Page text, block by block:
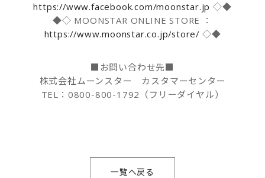
https://www.facebook.com/moonstar.jp ◇◆
◆◇ MOONSTAR ONLINE STORE ：
https://www.moonstar.co.jp/store/ ◇◆
■お問い合わせ先■
株式会社ムーンスター カスタマーセンター
TEL：0800-800-1792（フリーダイヤル）
一覧へ戻る